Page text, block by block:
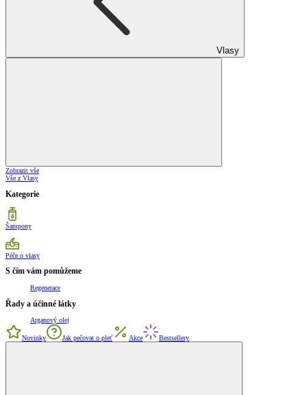
Vlasy
Zobrazit vše
Vše z Vlasy
Kategorie
Šampony
Péče o vlasy
S čím vám pomůžeme
Regenerace
Řady a účinné látky
Arganový olej
Novinky Jak pečovat o pleť Akce Bestsellery